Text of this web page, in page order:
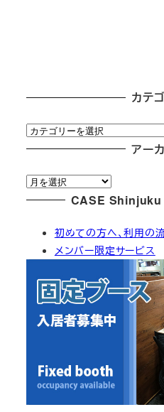
カテ
カ
テ
リ
ー
アー
ア
ー
CASE Shinjuku
初めての方へ、利用の
メンバー限定サービス